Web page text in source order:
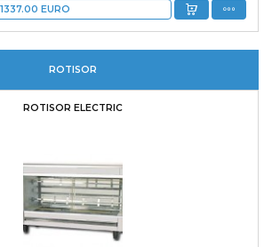
1337.00 EURO
ROTISOR
ROTISOR ELECTRIC